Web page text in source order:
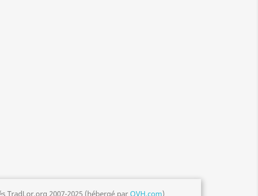
TradLor.org 2007-2025 (hébergé par OVH.com)